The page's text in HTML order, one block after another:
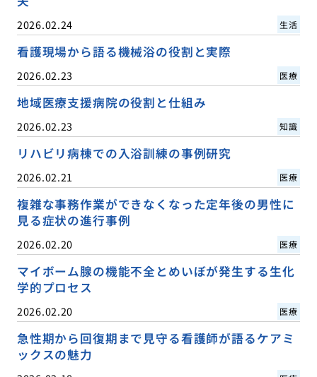
2026.02.24 生活
看護現場から語る機械浴の役割と実際
2026.02.23 医療
地域医療支援病院の役割と仕組み
2026.02.23 知識
リハビリ病棟での入浴訓練の事例研究
2026.02.21 医療
複雑な事務作業ができなくなった定年後の男性に
見る症状の進行事例
2026.02.20 医療
マイボーム腺の機能不全とめいぼが発生する生化
学的プロセス
2026.02.20 医療
急性期から回復期まで見守る看護師が語るケアミ
ックスの魅力